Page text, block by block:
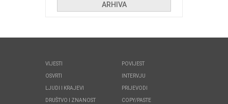
ARHIVA
VIJESTI
OSVRTI
LJUDI I KRAJEVI
DRUŠTVO I ZNANOST
POVIJEST
INTERVJU
PRIJEVODI
COPY/PASTE